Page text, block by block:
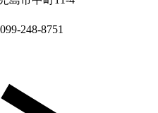
248-8751